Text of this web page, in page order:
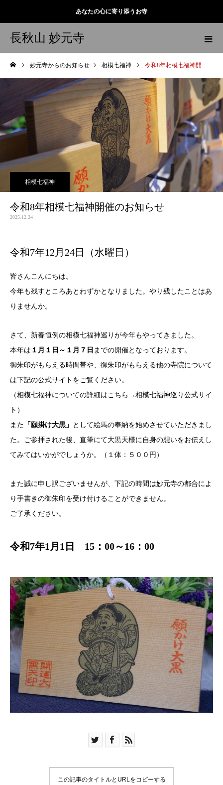
あなたの心に寄り添うお寺
長秋山 妙元寺
妙元寺からのお知らせ 相模七福神 令和8年相模七福神開催のお知らせ
相模七福神
令和8年相模七福神開催のお知らせ
2025.12.24
令和7年12月24日（水曜日）
皆さんこんにちは。
今年も残すところあとわずかとなりました。やり残したことはあ
りませんか。
さて、新春恒例の相模七福神巡りが今年もやってきました。
本年は １月１日～１月７日 までの開催となっております。
御朱印がもらえる時間帯や、御朱印がもらえる他の寺院について
は下記の公式サイトをご覧ください。
（相模七福神についての詳細はこちら→ 相模七福神巡り公式サイ
ト ）
また 「願掛け大黒」 として絵馬の奉納を始めさせていただきまし
た。ご参拝された後、直筆にて大黒天様に自身の想いをお伝えし
てみてはいかがでしょうか。（１体：５００円）
また誠に申し訳ございませんが、下記の時間は妙元寺の都合によ
り手書きの御朱印を受け付けることができません。
ご了承ください。
令和7年1月1日 15：00～16：00
この記事のタイトルとURLをコピーする